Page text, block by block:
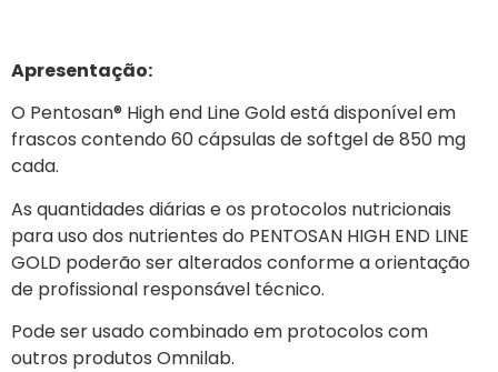
Apresentação:
O Pentosan® High end Line Gold está disponível em
frascos contendo 60 cápsulas de softgel de 850 mg
cada.
As quantidades diárias e os protocolos nutricionais
para uso dos nutrientes do PENTOSAN HIGH END LINE
GOLD poderão ser alterados conforme a orientação
de profissional responsável técnico.
Pode ser usado combinado em protocolos com
outros produtos Omnilab.